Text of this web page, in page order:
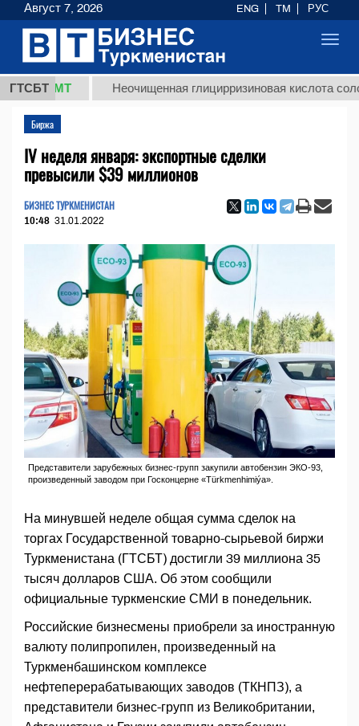
ГТСБТ
ТМТ Неочищенная глицирризиновая кислота
Биржа
IV неделя января: экспортные сделки
превысили $39 миллионов
БИЗНЕС ТУРКМЕНИСТАН
10:48 31.01.2022
Представители зарубежных бизнес-групп закупили автобензин ЭКО-93,
произведенный заводом при Госконцерне «Türkmenhimiýa».
На минувшей неделе общая сумма сделок на
торгах Государственной товарно-сырьевой биржи
Туркменистана (ГТСБТ) достигли 39 миллиона 35
тысяч долларов США. Об этом сообщили
официальные туркменские СМИ в понедельник.
Российские бизнесмены приобрели за иностранную
валюту полипропилен, произведенный на
Туркменбашинском комплексе
нефтеперерабатывающих заводов (ТКНПЗ), а
представители бизнес-групп из Великобритании,
Август 7, 2026 ENG TM РУС